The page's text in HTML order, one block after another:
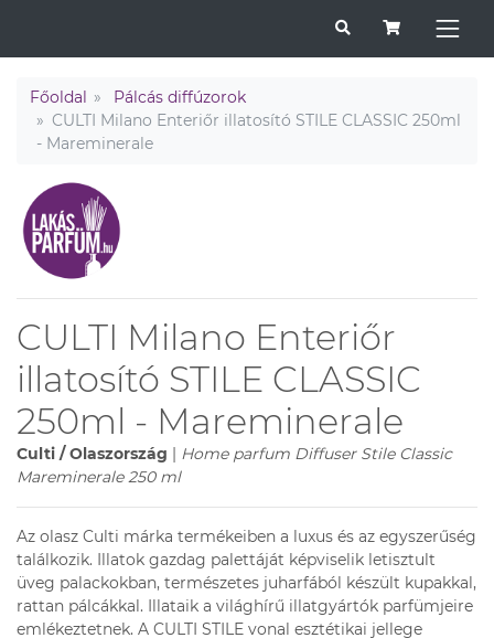
Főoldal
Pálcás diffúzorok
CULTI Milano Enteriőr illatosító STILE CLASSIC 250ml
- Mareminerale
CULTI Milano Enteriőr
illatosító STILE CLASSIC
250ml - Mareminerale
Culti / Olaszország | Home parfum Diffuser Stile Classic
Mareminerale 250 ml
Az olasz Culti márka termékeiben a luxus és az egyszerűség
találkozik. Illatok gazdag palettáját képviselik letisztult
üveg palackokban, természetes juharfából készült kupakkal,
rattan pálcákkal. Illataik a világhírű illatgyártók parfümjeire
emlékeztetnek. A CULTI STILE vonal esztétikai jellege